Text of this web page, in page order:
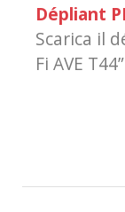
Dépliant
Scarica il
Fi AVE